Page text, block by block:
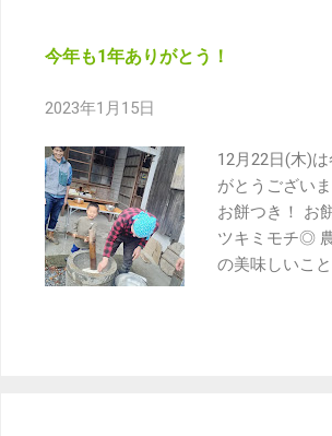
プ！は…… ・か
焼き菓子など
ning）＊予定
農家ゆず屋（
awanovaカウ
会） ・ニーラ
ー屋（自家焙
今年も1年ありがとう！
2023年1月15日
12月22日(木)
がとうござい
お餅つき！ お
ツキミモチ◎
の美味しいこ